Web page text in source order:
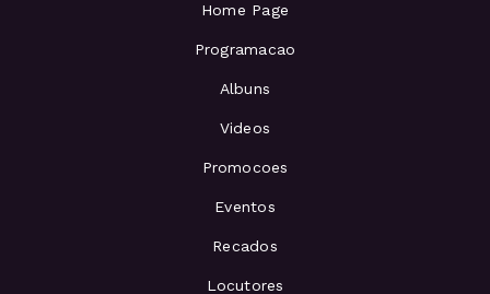
Home Page
Programacao
Albuns
Videos
Promocoes
Eventos
Recados
Locutores